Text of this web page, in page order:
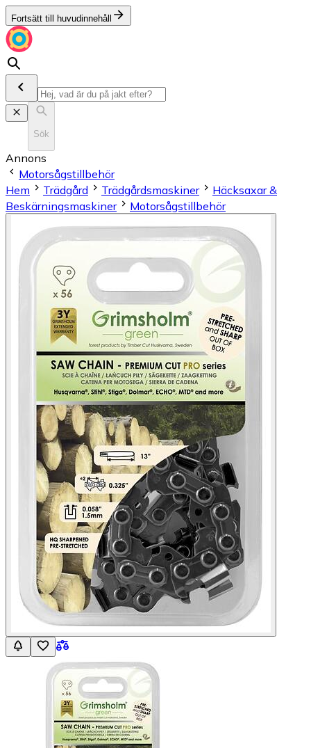
Fortsätt till huvudinnehåll
Sök
Annons
Motorsågstillbehör
Hem
Trädgård Trädgårdsmaskiner
Häcksaxar &
Beskärningsmaskiner
Motorsågstillbehör